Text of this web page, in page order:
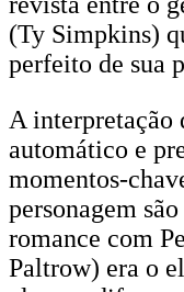
(Ty Simpkins)
perfeito de sua
A interpretação
automático e
momentos-
personagem
romance com
Paltrow) era o